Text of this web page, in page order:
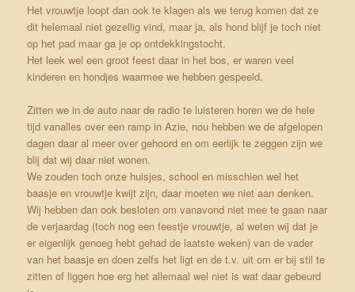
Het vrouwtje loopt dan ook te klagen als we terug komen dat ze
dit helemaal niet gezellig vind, maar ja, als hond blijf je toch niet
op het pad maar ga je op ontdekkingstocht.
Het leek wel een groot feest daar in het bos, er waren veel
kinderen en hondjes waarmee we hebben gespeeld.
Zitten we in de auto naar de radio te luisteren horen we de hele
tijd vanalles over een ramp in Azie, nou hebben we de afgelopen
dagen daar al meer over gehoord en om eerlijk te zeggen zijn we
blij dat wij daar niet wonen.
We zouden toch onze huisjes, school en misschien wel het
baasje en vrouwtje kwijt zijn, daar moeten we niet aan denken.
Wij hebben dan ook besloten om vanavond niet mee te gaan naar
de verjaardag (toch nog een feestje vrouwtje, al weten wij dat je
er eigenlijk genoeg hebt gehad de laatste weken) van de vader
van het baasje en doen zelfs het ligt en de t.v. uit om er bij stil te
zitten of liggen hoe erg het allemaal wel niet is wat daar gebeurd